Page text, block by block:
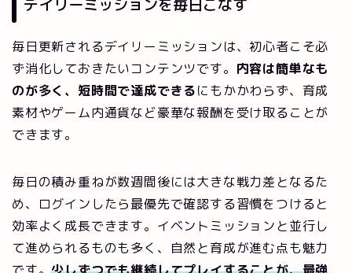
デイリーミッションを毎日こなす
毎日更新されるデイリーミッションは、初心者こそ必
ず消化しておきたいコンテンツです。 内容は簡単なも
のが多く、短時間で達成できるにもかかわらず、育成
素材やゲーム内通貨など豪華な報酬を受け取ることが
できます。
毎日の積み重ねが数週間後には大きな戦力差となるた
め、ログインしたら最優先で確認する習慣をつけると
効率よく成長できます。イベントミッションと並行し
て進められるものも多く、自然と育成が進む点も魅力